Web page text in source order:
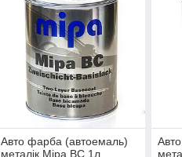
Авто фарба (автоемаль)
металік Mipa BC 1л